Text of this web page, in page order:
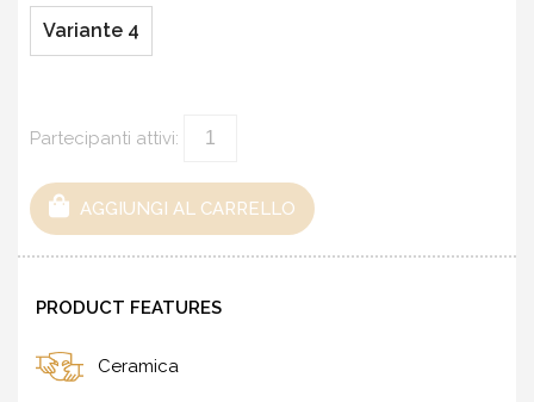
Variante 4
Partecipanti attivi:
AGGIUNGI AL CARRELLO
PRODUCT FEATURES
Ceramica